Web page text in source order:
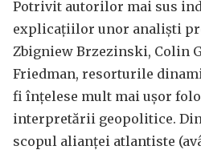
Potrivit autorilor mai sus
explicațiilor unor analiști
Zbigniew Brzezinski, Colin
Friedman, resorturile
fi înțelese mult mai ușor
interpretării geopolitice.
scopul alianței atlantiste